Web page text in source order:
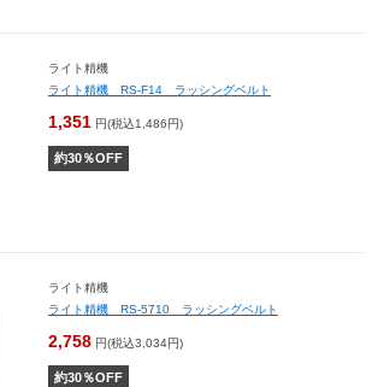
ライト精機
ライト精機 RS-F14 ラッシングベルト
1,351 円(税込1,486円)
約30％OFF
ライト精機
ライト精機 RS-5710 ラッシングベルト
2,758 円(税込3,034円)
約30％OFF